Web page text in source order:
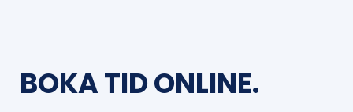
BOKA TID ONLINE.